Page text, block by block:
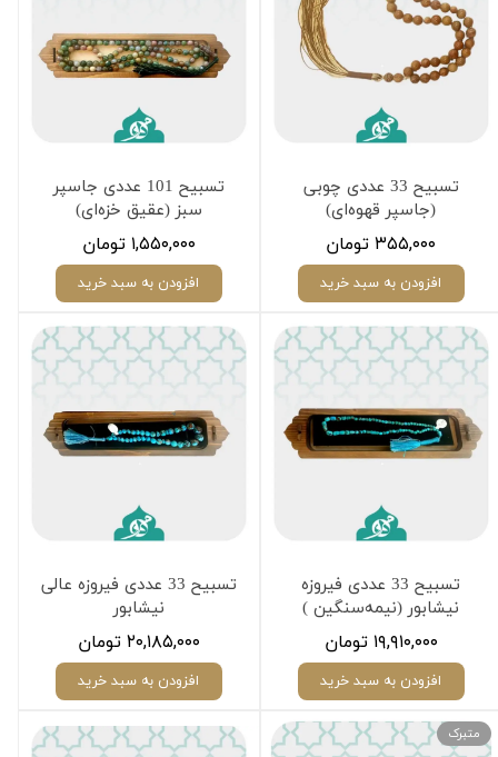
تسبیح 33 عددی چوبی
(جاسپر قهوه‌ای)
۳۵۵,۰۰۰ تومان
افزودن به سبد خرید
تسبیح 101 عددی جاسپر
سبز (عقیق خزه‌ای)
۱,۵۵۰,۰۰۰ تومان
افزودن به سبد خرید
تسبیح 33 عددی فیروزه
نیشابور (نیمه‌سنگین )
۱۹,۹۱۰,۰۰۰ تومان
افزودن به سبد خرید
تسبیح 33 عددی فیروزه عالی
نیشابور
۲۰,۱۸۵,۰۰۰ تومان
افزودن به سبد خرید
متبرک